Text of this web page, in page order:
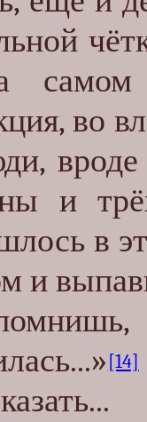
во
и
в
и
[14]